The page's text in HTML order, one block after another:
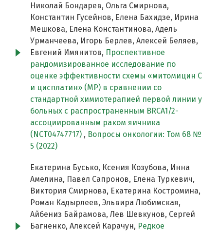
Николай Бондарев, Ольга Смирнова,
Константин Гусейнов, Елена Бахидзе, Ирина
Мешкова, Елена Константинова, Адель
Урманчеева, Игорь Берлев, Алексей Беляев,
Евгений Имянитов, Проспективное
рандомизированное исследование по
оценке эффективности схемы «митомицин С
и цисплатин» (MP) в сравнении со
стандартной химиотерапией первой линии у
больных c распространенным BRCA1/2-
ассоциированным раком яичника
(NCT04747717) , Вопросы онкологии: Том 68 №
5 (2022)
Екатерина Бусько, Ксения Козубова, Инна
Амелина, Павел Сапронов, Елена Туркевич,
Виктория Смирнова, Екатерина Костромина,
Роман Кадырлеев, Эльвира Любимская,
Айбениз Байрамова, Лев Шевкунов, Сергей
Багненко, Алексей Карачун, Редкое